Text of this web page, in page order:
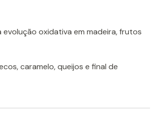
oxidativa em madeira, frutos
caramelo, queijos e final de